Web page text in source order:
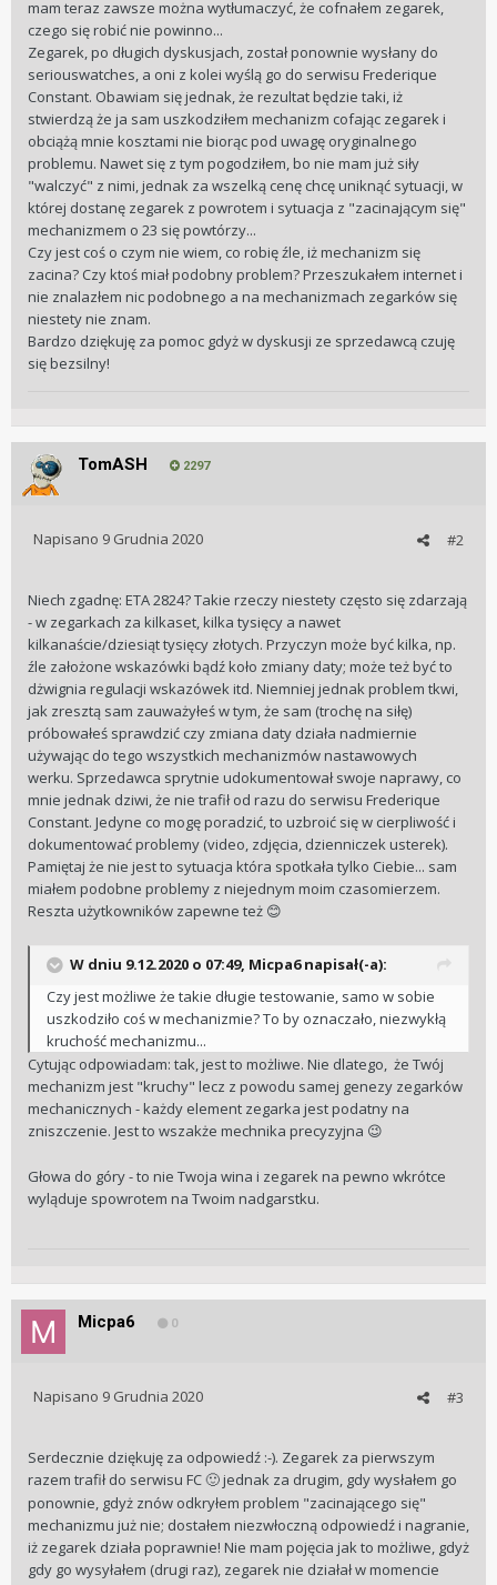
mam teraz zawsze można wytłumaczyć, że cofnałem zegarek,
czego się robić nie powinno...
Zegarek, po długich dyskusjach, został ponownie wysłany do
seriouswatches, a oni z kolei wyślą go do serwisu Frederique
Constant. Obawiam się jednak, że rezultat będzie taki, iż
stwierdzą że ja sam uszkodziłem mechanizm cofając zegarek i
obciążą mnie kosztami nie biorąc pod uwagę oryginalnego
problemu. Nawet się z tym pogodziłem, bo nie mam już siły
"walczyć" z nimi, jednak za wszelką cenę chcę uniknąć sytuacji, w
której dostanę zegarek z powrotem i sytuacja z "zacinającym się"
mechanizmem o 23 się powtórzy...
Czy jest coś o czym nie wiem, co robię źle, iż mechanizm się
zacina? Czy ktoś miał podobny problem? Przeszukałem internet i
nie znalazłem nic podobnego a na mechanizmach zegarków się
niestety nie znam.
Bardzo dziękuję za pomoc gdyż w dyskusji ze sprzedawcą czuję
się bezsilny!
TomASH 2297
#2
Napisano 9 Grudnia 2020
Niech zgadnę: ETA 2824? Takie rzeczy niestety często się zdarzają
- w zegarkach za kilkaset, kilka tysięcy a nawet
kilkanaście/dziesiąt tysięcy złotych. Przyczyn może być kilka, np.
źle założone wskazówki bądź koło zmiany daty; może też być to
dżwignia regulacji wskazówek itd. Niemniej jednak problem tkwi,
jak zresztą sam zauważyłeś w tym, że sam (trochę na siłę)
próbowałeś sprawdzić czy zmiana daty działa nadmiernie
używając do tego wszystkich mechanizmów nastawowych
werku. Sprzedawca sprytnie udokumentował swoje naprawy, co
mnie jednak dziwi, że nie trafił od razu do serwisu Frederique
Constant. Jedyne co mogę poradzić, to uzbroić się w cierpliwość i
dokumentować problemy (video, zdjęcia, dzienniczek usterek).
Pamiętaj że nie jest to sytuacja która spotkała tylko Ciebie... sam
miałem podobne problemy z niejednym moim czasomierzem.
Reszta użytkowników zapewne też 😊
W dniu 9.12.2020 o 07:49, Micpa6napisał(-a):
Czy jest możliwe że takie długie testowanie, samo w sobie
uszkodziło coś w mechanizmie? To by oznaczało, niezwykłą
kruchość mechanizmu...
Cytując odpowiadam: tak, jest to możliwe. Nie dlatego, że Twój
mechanizm jest "kruchy" lecz z powodu samej genezy zegarków
mechanicznych - każdy element zegarka jest podatny na
zniszczenie. Jest to wszakże mechnika precyzyjna 😉
Głowa do góry - to nie Twoja wina i zegarek na pewno wkrótce
wyląduje spowrotem na Twoim nadgarstku.
Micpa6 0
#3
Napisano 9 Grudnia 2020
Serdecznie dziękuję za odpowiedź :-). Zegarek za pierwszym
razem trafił do serwisu FC 🙂 jednak za drugim, gdy wysłałem go
ponownie, gdyż znów odkryłem problem "zacinającego się"
mechanizmu już nie; dostałem niezwłoczną odpowiedź i nagranie,
iż zegarek działa poprawnie! Nie mam pojęcia jak to możliwe, gdyż
gdy go wysyłałem (drugi raz), zegarek nie działał w momencie